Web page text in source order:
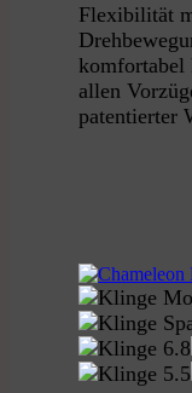
Flexibilität
allen
patentierter